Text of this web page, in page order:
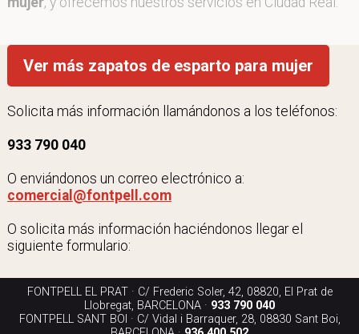
Ver más zapatos de esparto para mujer
Solicita más información llamándonos a los teléfonos:
933 790 040
O enviándonos un correo electrónico a:
comercial@fontpell.com
O solicita más información haciéndonos llegar el
siguiente formulario:
FONTPELL EL PRAT · C/ Frederic Soler, 42, 08820, El Prat de
Llobregat, BARCELONA · 933 790 040
FONTPELL SANT BOI · C/ Vidal i Barraquer, 28, 08830 Sant Boi,